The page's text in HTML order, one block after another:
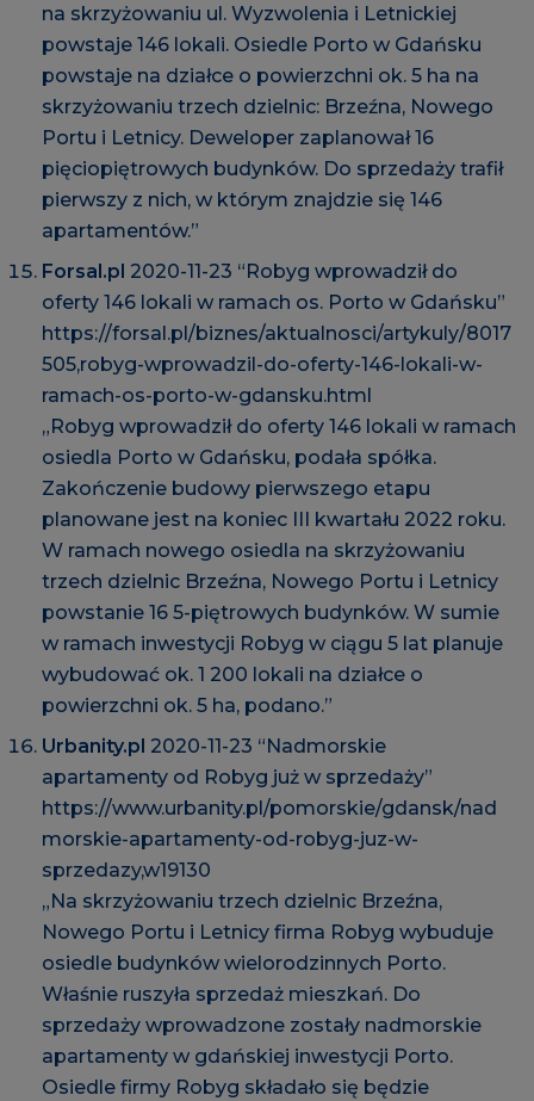
na skrzyżowaniu ul. Wyzwolenia i Letnickiej
powstaje 146 lokali. Osiedle Porto w Gdańsku
powstaje na działce o powierzchni ok. 5 ha na
skrzyżowaniu trzech dzielnic: Brzeźna, Nowego
Portu i Letnicy. Deweloper zaplanował 16
pięciopiętrowych budynków. Do sprzedaży trafił
pierwszy z nich, w którym znajdzie się 146
apartamentów.”
Forsal.pl 2020-11-23 “Robyg wprowadził do
oferty 146 lokali w ramach os. Porto w Gdańsku”
https://forsal.pl/biznes/aktualnosci/artykuly/8017
505,robyg-wprowadzil-do-oferty-146-lokali-w-
ramach-os-porto-w-gdansku.html
„Robyg wprowadził do oferty 146 lokali w ramach
osiedla Porto w Gdańsku, podała spółka.
Zakończenie budowy pierwszego etapu
planowane jest na koniec III kwartału 2022 roku.
W ramach nowego osiedla na skrzyżowaniu
trzech dzielnic Brzeźna, Nowego Portu i Letnicy
powstanie 16 5-piętrowych budynków. W sumie
w ramach inwestycji Robyg w ciągu 5 lat planuje
wybudować ok. 1 200 lokali na działce o
powierzchni ok. 5 ha, podano.”
Urbanity.pl 2020-11-23 “Nadmorskie
apartamenty od Robyg już w sprzedaży”
https://www.urbanity.pl/pomorskie/gdansk/nad
morskie-apartamenty-od-robyg-juz-w-
sprzedazy,w19130
„Na skrzyżowaniu trzech dzielnic Brzeźna,
Nowego Portu i Letnicy firma Robyg wybuduje
osiedle budynków wielorodzinnych Porto.
Właśnie ruszyła sprzedaż mieszkań. Do
sprzedaży wprowadzone zostały nadmorskie
apartamenty w gdańskiej inwestycji Porto.
Osiedle firmy Robyg składało się będzie